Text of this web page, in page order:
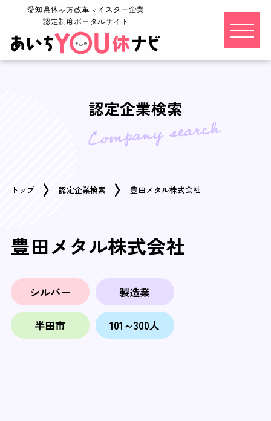
認定企業検索
トップ 認定企業検索 豊田メタル株式会社
豊田メタル株式会社
シルバー 製造業
半田市 101～300人